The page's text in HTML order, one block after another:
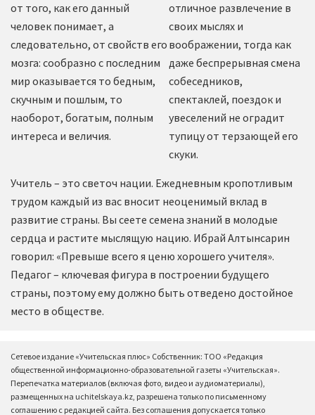
от того, как его данный
человек понимает, а
следовательно, от свойств его
мозга: сообразно с последним
мир оказывается то бедным,
скучным и пошлым, то
наоборот, богатым, полным
интереса и величия.
отличное развлечение в
своих мыслях и
воображении, тогда как
даже беспрерывная смена
собеседников,
спектаклей, поездок и
увеселений не оградит
тупицу от терзающей его
скуки.
Учитель – это светоч нации. Ежедневным кропотливым
трудом каждый из вас вносит неоценимый вклад в
развитие страны. Вы сеете семена знаний в молодые
сердца и растите мыслящую нацию. Ибрай Алтынсарин
говорил: «Превыше всего я ценю хорошего учителя».
Педагог – ключевая фигура в построении будущего
страны, поэтому ему должно быть отведено достойное
место в обществе.
Сетевое издание «Учительская плюс» Собственник: ТОО «Редакция
общественной информационно-образовательной газеты «Учительская».
Перепечатка материалов (включая фото, видео и аудиоматериалы),
размещенных на uchitelskaya.kz, разрешена только по письменному
соглашению с редакцией сайта. Без соглашения допускается только